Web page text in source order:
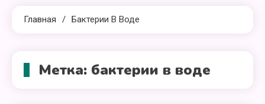
Главная Бактерии В Воде
Метка: бактерии в воде